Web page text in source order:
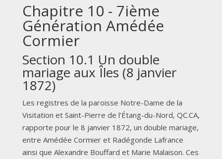
Chapitre 10 - 7ième
Génération Amédée
Cormier
Section 10.1 Un double
mariage aux Îles (8 janvier
1872)
Les registres de la paroisse Notre-Dame de la
Visitation et Saint-Pierre de l’Étang-du-Nord, QC.CA,
rapporte pour le 8 janvier 1872, un double mariage,
entre Amédée Cormier et Radégonde Lafrance
ainsi que Alexandre Bouffard et Marie Malaison. Ces